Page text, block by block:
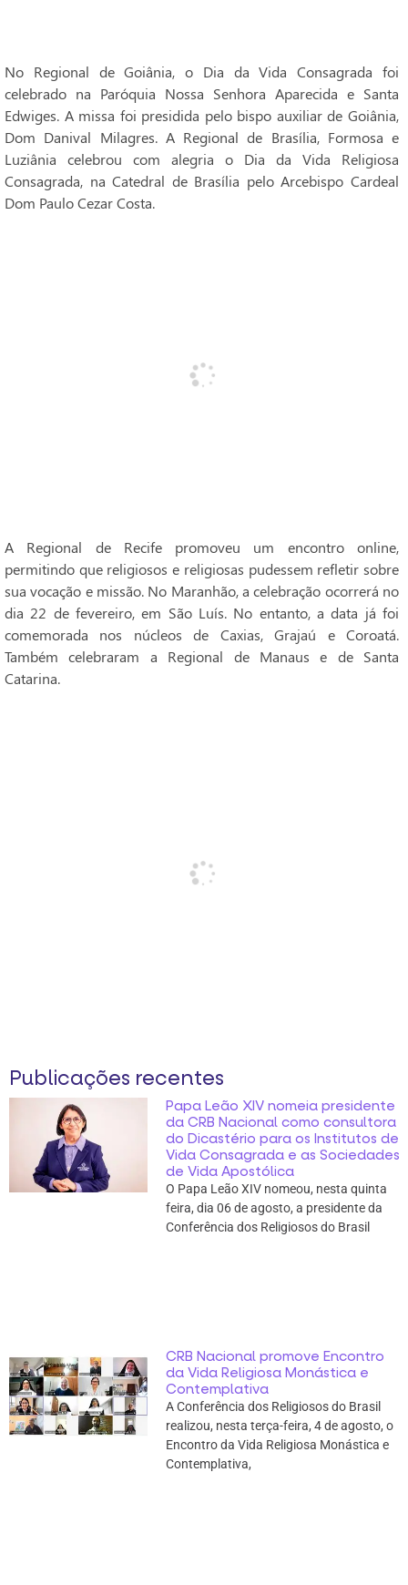
No Regional de Goiânia, o Dia da Vida Consagrada foi
celebrado na Paróquia Nossa Senhora Aparecida e Santa
Edwiges. A missa foi presidida pelo bispo auxiliar de Goiânia,
Dom Danival Milagres. A Regional de Brasília, Formosa e
Luziânia celebrou com alegria o Dia da Vida Religiosa
Consagrada, na Catedral de Brasília pelo Arcebispo Cardeal
Dom Paulo Cezar Costa.
A Regional de Recife promoveu um encontro online,
permitindo que religiosos e religiosas pudessem refletir sobre
sua vocação e missão. No Maranhão, a celebração ocorrerá no
dia 22 de fevereiro, em São Luís. No entanto, a data já foi
comemorada nos núcleos de Caxias, Grajaú e Coroatá.
Também celebraram a Regional de Manaus e de Santa
Catarina.
Publicações recentes
Papa Leão XIV nomeia presidente
da CRB Nacional como consultora
do Dicastério para os Institutos de
Vida Consagrada e as Sociedades
de Vida Apostólica
O Papa Leão XIV nomeou, nesta quinta
feira, dia 06 de agosto, a presidente da
Conferência dos Religiosos do Brasil
CRB Nacional promove Encontro
da Vida Religiosa Monástica e
Contemplativa
A Conferência dos Religiosos do Brasil
realizou, nesta terça-feira, 4 de agosto, o
Encontro da Vida Religiosa Monástica e
Contemplativa,